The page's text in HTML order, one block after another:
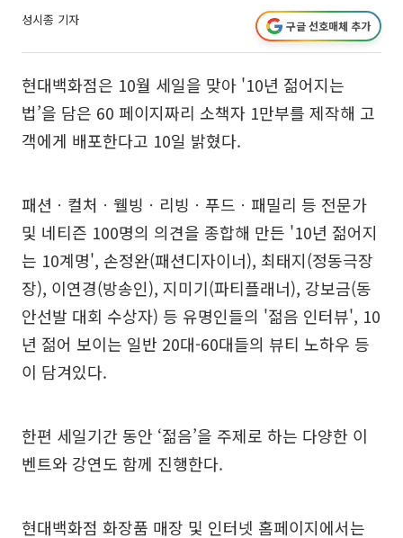
성시종 기자 구글 선호매체 추가
현대백화점은 10월 세일을 맞아 '10년 젊어지는
법’을 담은 60 페이지짜리 소책자 1만부를 제작해 고
객에게 배포한다고 10일 밝혔다.
패션ㆍ컬처ㆍ웰빙ㆍ리빙ㆍ푸드ㆍ패밀리 등 전문가
및 네티즌 100명의 의견을 종합해 만든 '10년 젊어지
는 10계명', 손정완(패션디자이너), 최태지(정동극장
장), 이연경(방송인), 지미기(파티플래너), 강보금(동
안선발 대회 수상자) 등 유명인들의 '젊음 인터뷰', 10
년 젊어 보이는 일반 20대-60대들의 뷰티 노하우 등
이 담겨있다.
한편 세일기간 동안 ‘젊음’을 주제로 하는 다양한 이
벤트와 강연도 함께 진행한다.
현대백화점 화장품 매장 및 인터넷 홈페이지에서는